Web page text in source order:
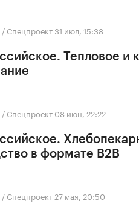
Спецпроект31 июл, 15:38
Тепловое и
Спецпроект 08 июн, 22:22
в формате B2B
Спецпроект 27 мая, 20:50